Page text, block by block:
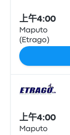
上午4:00
Maputo
(Etrago)
上午4:00
Maputo